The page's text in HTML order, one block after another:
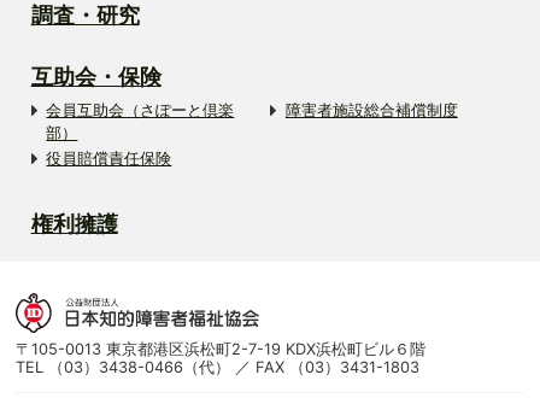
調査・研究
互助会・保険
会員互助会（さぽーと倶楽
部）
障害者施設総合補償制度
役員賠償責任保険
権利擁護
〒105-0013 東京都港区浜松町2-7-19 KDX浜松町ビル６階
TEL （03）3438-0466（代） ／ FAX （03）3431-1803